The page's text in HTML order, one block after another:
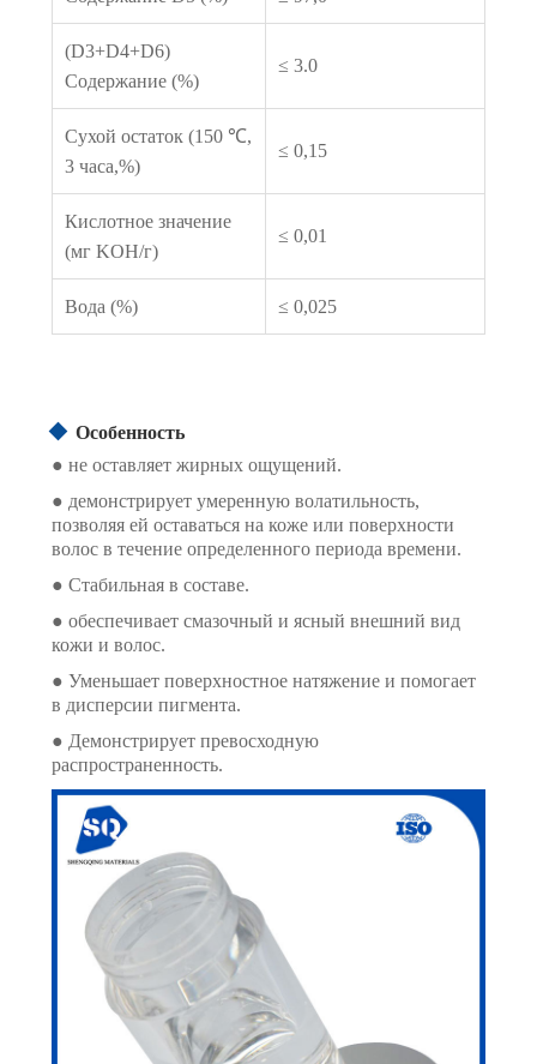
(D3+D4+D6)
Содержание (%)
≤ 3.0
Сухой остаток (150 ℃,
3 часа,%)
≤ 0,15
Кислотное значение
(мг KOH/г)
≤ 0,01
Вода (%) ≤ 0,025
Особенность
● не оставляет жирных ощущений.
● демонстрирует умеренную волатильность,
позволяя ей оставаться на коже или поверхности
волос в течение определенного периода времени.
● Стабильная в составе.
● обеспечивает смазочный и ясный внешний вид
кожи и волос.
● Уменьшает поверхностное натяжение и помогает
в дисперсии пигмента.
● Демонстрирует превосходную
распространенность.